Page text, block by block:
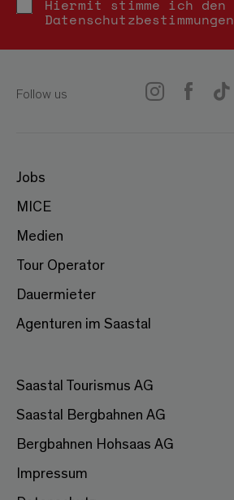
Hiermit stimme ich den
Datenschutzbestimmungen
Follow us
Jobs
MICE
Medien
Tour Operator
Dauermieter
Agenturen im Saastal
Saastal Tourismus AG
Saastal Bergbahnen AG
Bergbahnen Hohsaas AG
Impressum